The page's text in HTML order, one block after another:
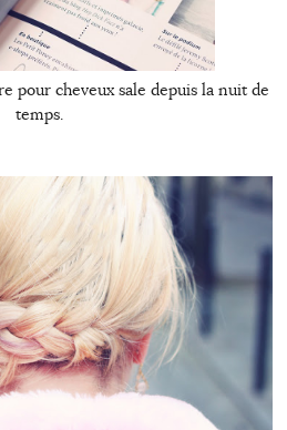
pour cheveux sale depuis la nuit de
temps.